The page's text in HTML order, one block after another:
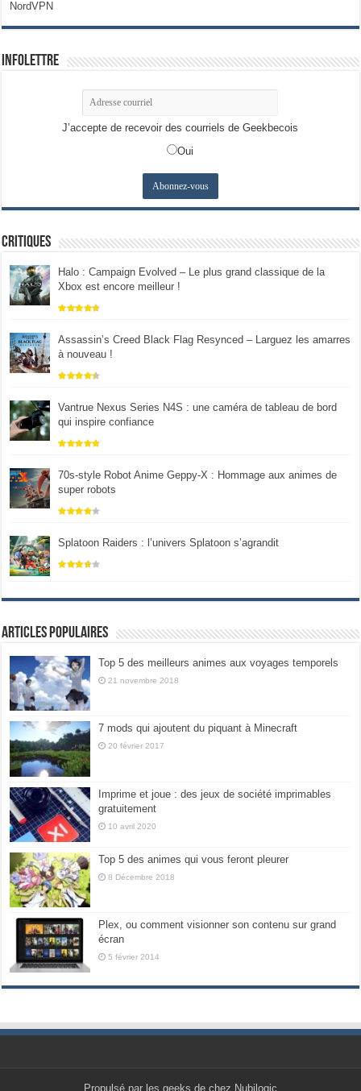
NordVPN
Infolettre
J’accepte de recevoir des courriels de Geekbecois
Oui
Critiques
Halo : Campaign Evolved – Le plus grand classique de la
Xbox est encore meilleur !
Assassin’s Creed Black Flag Resynced – Larguez les amarres
à nouveau !
Vantrue Nexus Series N4S : une caméra de tableau de bord
qui inspire confiance
70s-style Robot Anime Geppy-X : Hommage aux animes de
super robots
Splatoon Raiders : l’univers Splatoon s’agrandit
Articles populaires
Top 5 des meilleurs animes aux voyages temporels
21 novembre 2018
7 mods qui ajoutent du piquant à Minecraft
20 février 2017
Imprime et joue : des jeux de société imprimables
gratuitement
10 avril 2020
Top 5 des animes qui vous feront pleurer
8 Décembre 2018
Plex, ou comment visionner son contenu sur grand
écran
5 février 2014
Propulsé par les geeks de chez Nubilogic